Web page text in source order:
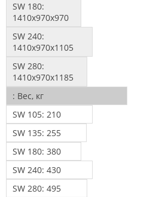
SW 180:
1410х970х970
SW 240:
1410х970х1105
SW 280:
1410х970х1185
: Вес, кг
SW 105: 210
SW 135: 255
SW 180: 380
SW 240: 430
SW 280: 495